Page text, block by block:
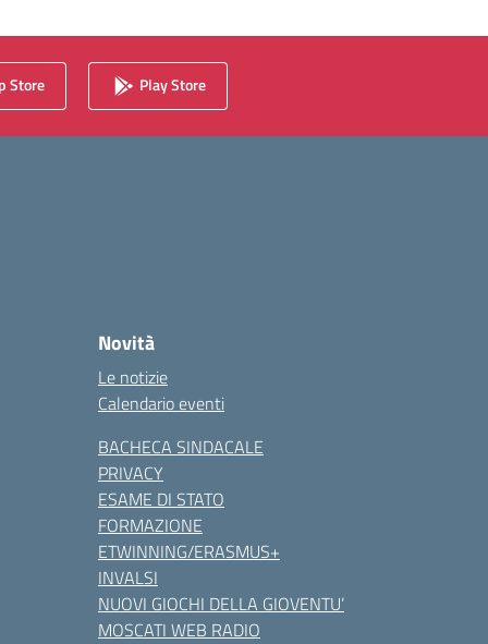
Store Play Store
Novità
Le notizie
Calendario eventi
BACHECA SINDACALE
PRIVACY
ESAME DI STATO
FORMAZIONE
ETWINNING/ERASMUS+
INVALSI
NUOVI GIOCHI DELLA GIOVENTU’
MOSCATI WEB RADIO